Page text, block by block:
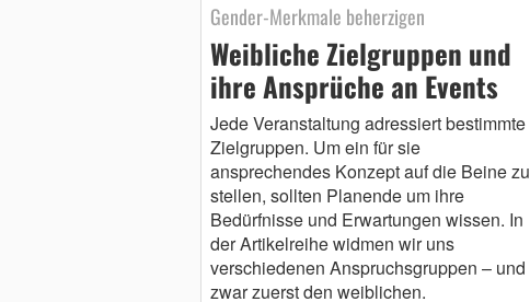
Gender-Merkmale beherzigen
Weibliche Zielgruppen und
ihre Ansprüche an Events
Jede Veranstaltung adressiert bestimmte
Zielgruppen. Um ein für sie
ansprechendes Konzept auf die Beine zu
stellen, sollten Planende um ihre
Bedürfnisse und Erwartungen wissen. In
der Artikelreihe widmen wir uns
verschiedenen Anspruchsgruppen – und
zwar zuerst den weiblichen.